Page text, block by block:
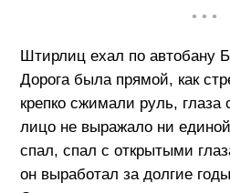
• • •
Штирлиц ехал по автобану
Дорога была прямой, как
крепко сжимали руль, глаза
лицо не выражало ни
спал, спал с открытыми
он выработал за долгие